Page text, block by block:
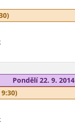
Pondělí 22. 9. 2014